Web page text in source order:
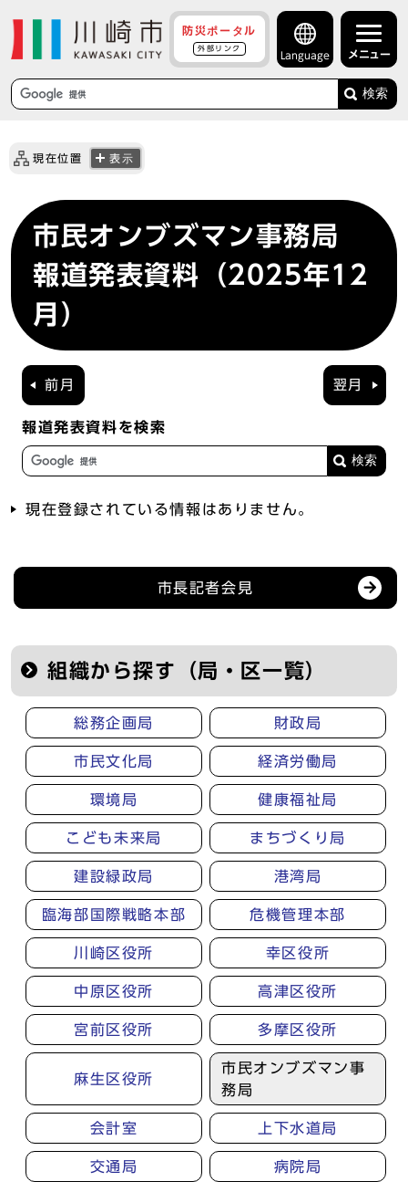
防災ポータル
外部リンク
Language メニュー
検索
現在位置 表示
市民オンブズマン事務局
報道発表資料（2025年12
月）
前月 翌月
報道発表資料を検索
現在登録されている情報はありません。
市長記者会見
組織から探す（局・区一覧）
総務企画局 財政局
市民文化局 経済労働局
環境局 健康福祉局
こども未来局 まちづくり局
建設緑政局 港湾局
臨海部国際戦略本部 危機管理本部
川崎区役所 幸区役所
中原区役所 高津区役所
宮前区役所 多摩区役所
麻生区役所
市民オンブズマン事
務局
会計室 上下水道局
交通局 病院局